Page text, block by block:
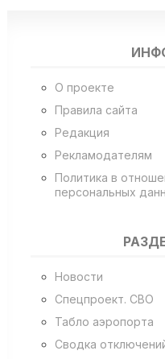
О проекте
Правила сайта
Редакция
Рекламодателям
Политика в
персональных
Новости
Спецпроект. СВО
Табло аэропорта
Сводка